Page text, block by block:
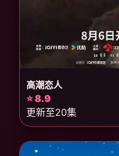
高潮恋人
⭐ 8.9
更新至20集